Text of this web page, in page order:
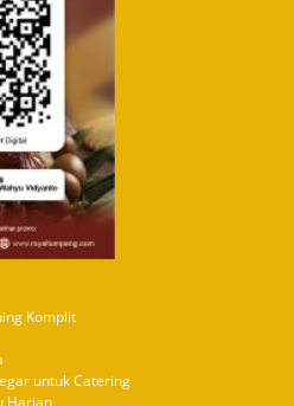
Komplit
untuk Catering
Harian